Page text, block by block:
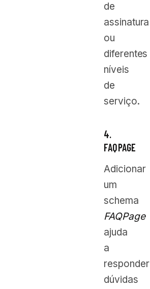
de
assinatura
ou
diferentes
níveis
de
serviço.
4.
FAQPAGE
Adicionar
um
schema
FAQPage
ajuda
a
responder
dúvidas